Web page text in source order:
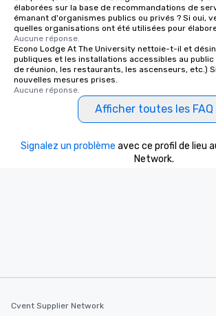
élaborées sur la base de recommandations de
émanant d'organismes publics ou privés ? Si oui,
quelles organisations ont été utilisées pour
Aucune réponse.
Econo Lodge At The University nettoie-t-il et
publiques et les installations accessibles au public
de réunion, les restaurants, les ascenseurs, etc.)
nouvelles mesures prises.
Aucune réponse.
Afficher toutes les FAQ
Signalez un problème avec ce profil de lieu
Network.
Cvent Supplier Network